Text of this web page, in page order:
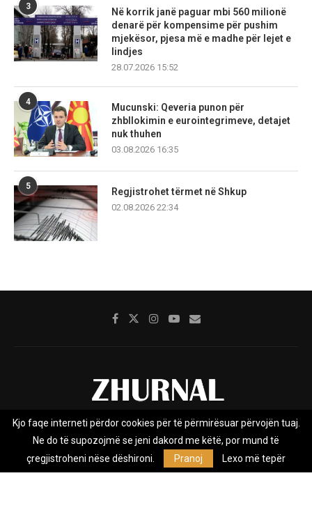
3
Në korrik janë paguar mbi 560 milionë
denarë për kompensime për pushim
mjekësor, pjesa më e madhe për lejet e
lindjes
28.07.2026 15:52
4
Mucunski: Qeveria punon për
zhbllokimin e eurointegrimeve, detajet
nuk thuhen
03.08.2026 16:35
5
Regjistrohet tërmet në Shkup
02.08.2026 22:34
Rreth nesh Impresumi Marketing
Kontakt
Privacy Policy
Zhurnal.mk është Agjenci e Lajmeve e pavarur, e themeluar në vitin
Kjo faqe interneti përdor cookies për të përmirësuar përvojën tuaj.
Ne do të supozojmë se jeni dakord me këtë, por mund të
çregjistroheni nëse dëshironi.
Pranoj Lexo më tepër